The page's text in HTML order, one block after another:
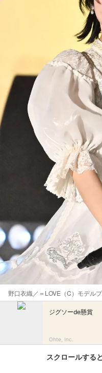
野口衣織／＝LOVE（C）モデル
ジグソーde懸賞
Ohte, Inc.
スクロールする